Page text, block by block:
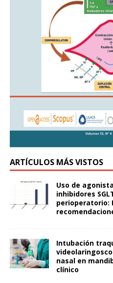
ARTÍCULOS MÁS VISTOS
Uso de
inhibidores
perioperatorio:
Intubación
nasal en
clínico